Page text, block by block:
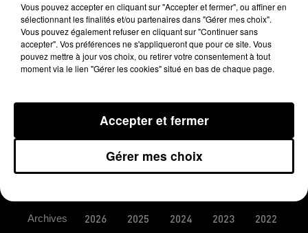
MENTIONS LÉGALES
CONDITIONS GÉNÉRALES D’UTILISATION
REGLEMENT JEUX CONCOURS
Archives 2026 2025 2024 2023 2022
Vous pouvez accepter en cliquant sur "Accepter et fermer", ou affiner en
sélectionnant les finalités et/ou partenaires dans "Gérer mes choix".
Vous pouvez également refuser en cliquant sur "Continuer sans
accepter". Vos préférences ne s'appliqueront que pour ce site. Vous
pouvez mettre à jour vos choix, ou retirer votre consentement à tout
moment via le lien "Gérer les cookies" situé en bas de chaque page.
Gérer mes choix
Accepter et fermer